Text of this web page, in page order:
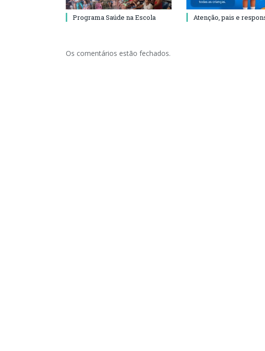
Programa Saúde na Escola Atenção, pais e
Os comentários estão fechados.